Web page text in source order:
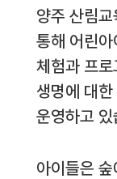
양주 산림
통해 어린
체험과 프
생명에 대
운영하고 있
아이들은